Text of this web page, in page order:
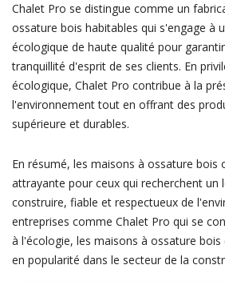
Chalet Pro se distingue comme un
ossature bois habitables qui s'engage à
écologique de haute qualité pour
tranquillité d'esprit de ses clients. En
écologique, Chalet Pro contribue à la
l'environnement tout en offrant des
supérieure et durables.
En résumé, les maisons à ossature bois
attrayante pour ceux qui recherchent un
construire, fiable et respectueux de
entreprises comme Chalet Pro qui se
à l'écologie, les maisons à ossature
en popularité dans le secteur de la